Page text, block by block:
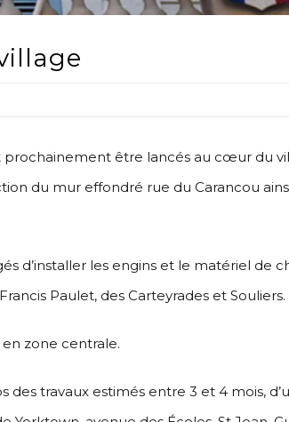
prochainement être lancés au cœur du
du mur effondré rue du Carancou
d’installer les engins et le matériel de
Paulet, des Carteyrades et Souliers.
zone centrale.
travaux estimés entre 3 et 4 mois,